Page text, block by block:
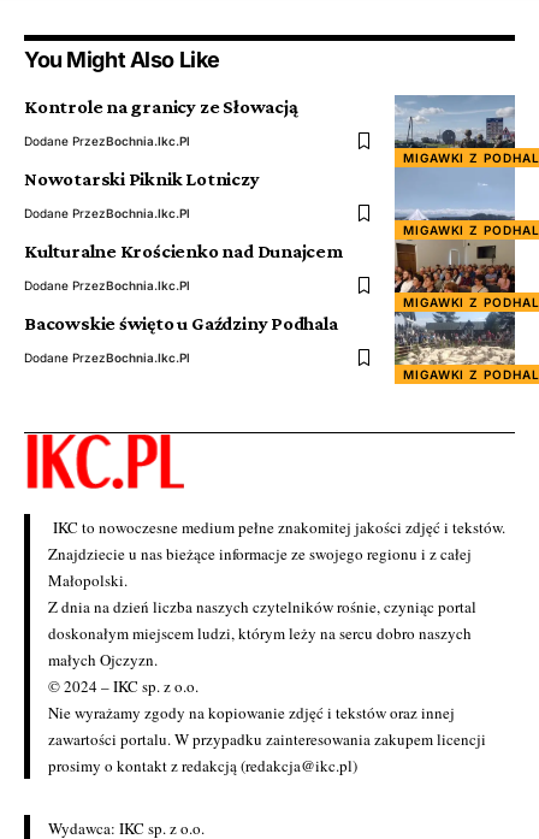
You Might Also Like
MIGAWKI Z
Kontrole na granicy ze Słowacją
Dodane PrzezBochnia.ikc.pl
MIGAWKI Z
Nowotarski Piknik Lotniczy
Dodane PrzezBochnia.ikc.pl
MIGAWKI Z
Kulturalne Krościenko nad Dunajcem
Dodane PrzezBochnia.ikc.pl
MIGAWKI Z
Bacowskie święto u Gaździny Podhala
Dodane PrzezBochnia.ikc.pl
IKC to nowoczesne medium pełne znakomitej jakości zdjęć i tekstów.
Znajdziecie u nas bieżące informacje ze swojego regionu i z całej
Małopolski.
Z dnia na dzień liczba naszych czytelników rośnie, czyniąc portal
doskonałym miejscem ludzi, którym leży na sercu dobro naszych
małych Ojczyzn.
© 2024 – IKC sp. z o.o.
Nie wyrażamy zgody na kopiowanie zdjęć i tekstów oraz innej
zawartości portalu. W przypadku zainteresowania zakupem licencji
prosimy o kontakt z redakcją (redakcja@ikc.pl)
Wydawca: IKC sp. z o.o.